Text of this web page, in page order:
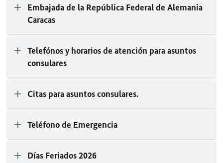
Embajada de la República Federal de Alemania
Caracas
Telefónos y horarios de atención para asuntos
consulares
Citas para asuntos consulares.
Teléfono de Emergencia
Días Feriados 2026